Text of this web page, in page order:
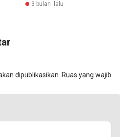
3 bulan lalu
dipublikasikan. Ruas yang wajib